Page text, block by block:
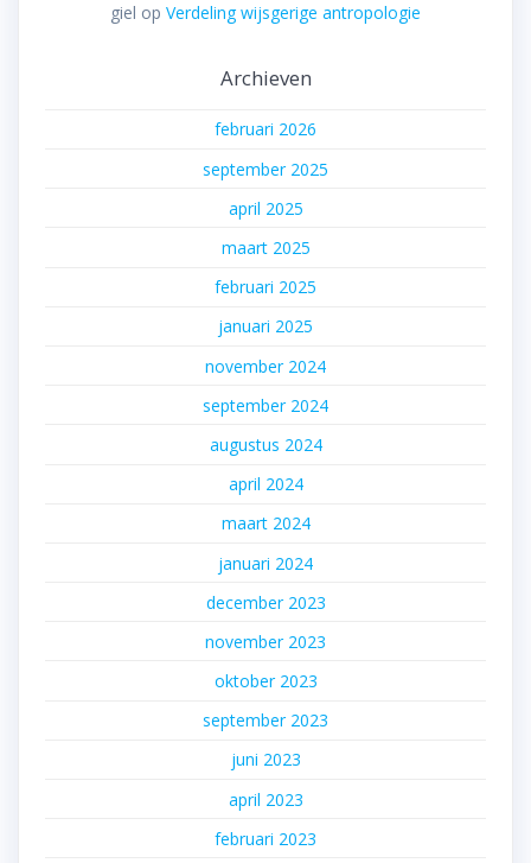
giel op Verdeling wijsgerige antropologie
Archieven
februari 2026
september 2025
april 2025
maart 2025
februari 2025
januari 2025
november 2024
september 2024
augustus 2024
april 2024
maart 2024
januari 2024
december 2023
november 2023
oktober 2023
september 2023
juni 2023
april 2023
februari 2023